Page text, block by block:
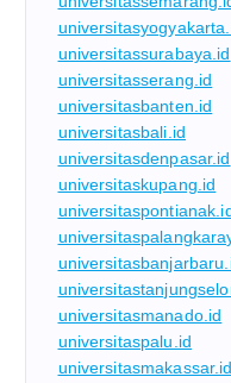
universitassurabaya.id
universitasserang.id
universitasbanten.id
universitasbali.id
universitasdenpasar.id
universitaskupang.id
universitasmanado.id
universitaspalu.id
universitasmakassar.id